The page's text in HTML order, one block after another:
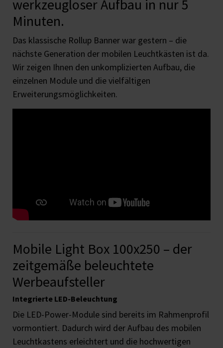
werkzeugloser Aufbau in nur 5
Minuten.
Das klassische Rollup Banner war gestern – die
nächste Generation der mobilen Leuchtkästen ist da.
Wir zeigen Ihnen den unkomplizierten Aufbau, die
einzelnen Module und die vielfältigen
Erweiterungsmöglichkeiten.
Mobile Light Box 100x250 – der
zeitgemäße beleuchtete
Werbeaufsteller
Integrierte LED-Beleuchtung
Die LED-Power-Module sind bereits im Rahmenprofil
vormontiert. Dadurch wird der Aufbau des mobilen
Leuchtkastens erleichtert und die hochwertigen